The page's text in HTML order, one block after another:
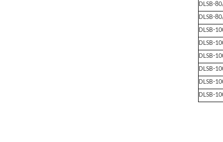
DLSB-
DLSB-
DLSB-
DLSB-
DLSB-
DLSB-
DLSB-
DLSB-